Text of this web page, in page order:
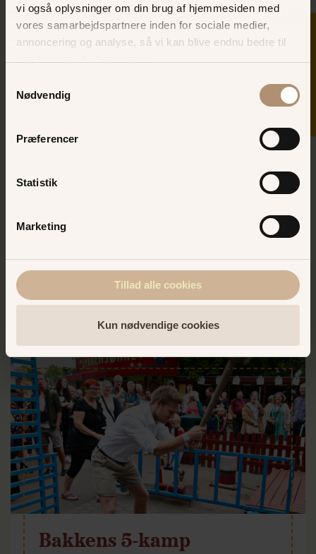
vi også oplysninger om din brug af hjemmesiden med
vores samarbejdspartnere inden for sociale medier,
annoncering og analyse, så vi kan blive endnu bedre til
Nødvendig
Præferencer
Statistik
Marketing
Tillad alle cookies
Kun nødvendige cookies
SKER I DAG
op til 50 kr.
Bakken med et turbånd!
BAKKENS WEBSHOP
Bakkens 5-kamp